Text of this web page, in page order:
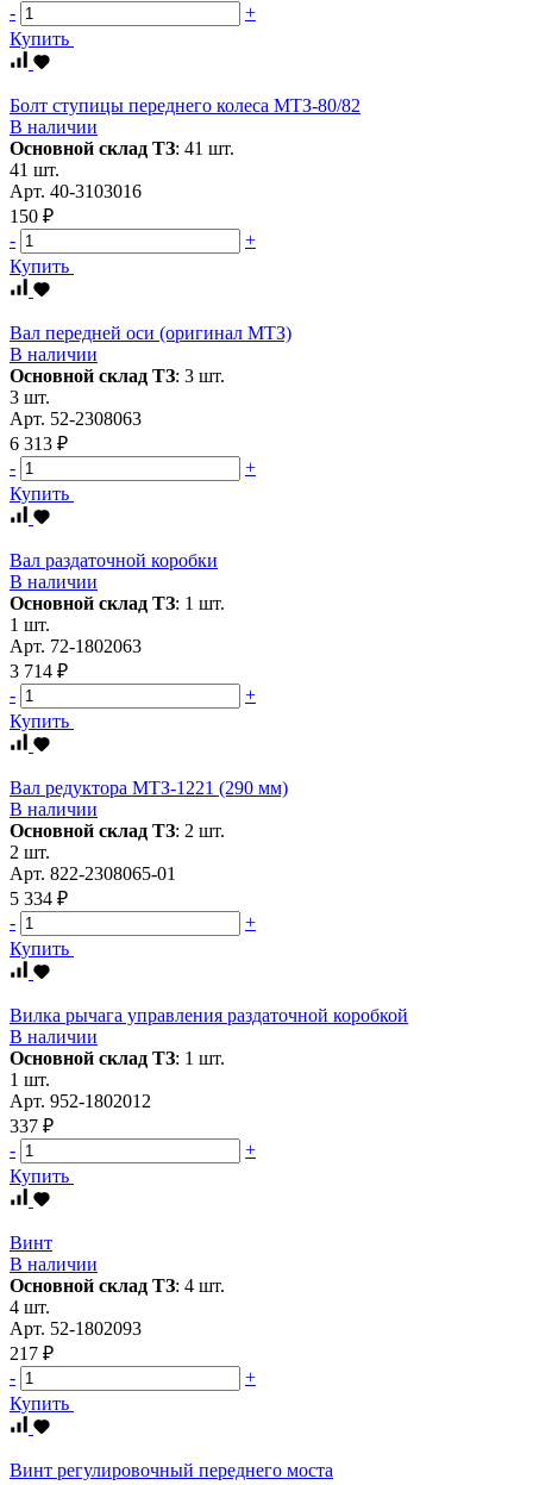
-
+
Купить
Болт ступицы переднего колеса МТЗ-80/82
В наличии
Основной склад ТЗ: 41 шт.
41 шт.
Арт. 40-3103016
150 ₽
-
+
Купить
Вал передней оси (оригинал МТЗ)
В наличии
Основной склад ТЗ: 3 шт.
3 шт.
Арт. 52-2308063
6 313 ₽
-
+
Купить
Вал раздаточной коробки
В наличии
Основной склад ТЗ: 1 шт.
1 шт.
Арт. 72-1802063
3 714 ₽
-
+
Купить
Вал редуктора МТЗ-1221 (290 мм)
В наличии
Основной склад ТЗ: 2 шт.
2 шт.
Арт. 822-2308065-01
5 334 ₽
-
+
Купить
Вилка рычага управления раздаточной коробкой
В наличии
Основной склад ТЗ: 1 шт.
1 шт.
Арт. 952-1802012
337 ₽
-
+
Купить
Винт
В наличии
Основной склад ТЗ: 4 шт.
4 шт.
Арт. 52-1802093
217 ₽
-
+
Купить
Винт регулировочный переднего моста